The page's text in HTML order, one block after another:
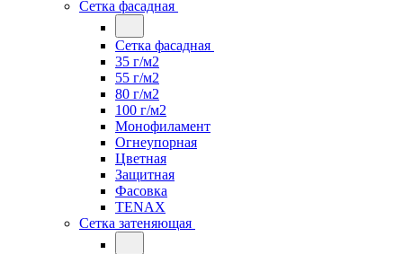
Сетка фасадная
Сетка фасадная
35 г/м2
55 г/м2
80 г/м2
100 г/м2
Монофиламент
Огнеупорная
Цветная
Защитная
Фасовка
TENAX
Сетка затеняющая